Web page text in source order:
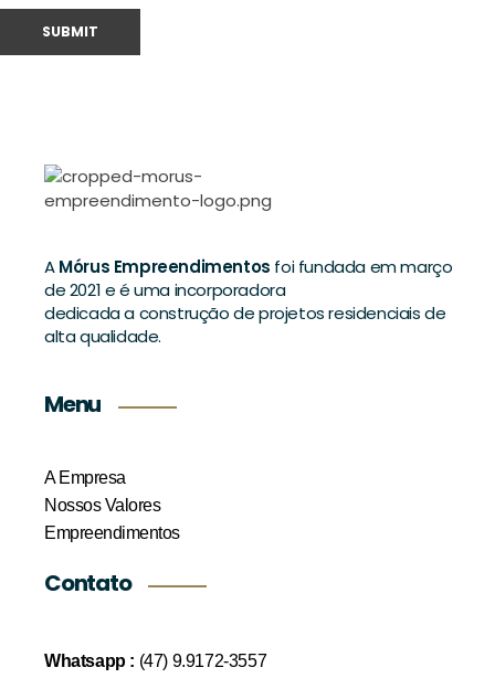
AMórus Empreendimentos foi fundada em março
de 2021 e é uma incorporadora
dedicada a construção de projetos residenciais de
alta qualidade.
Menu
A Empresa
Nossos Valores
Empreendimentos
Contato
Whatsapp : (47) 9.9172-3557